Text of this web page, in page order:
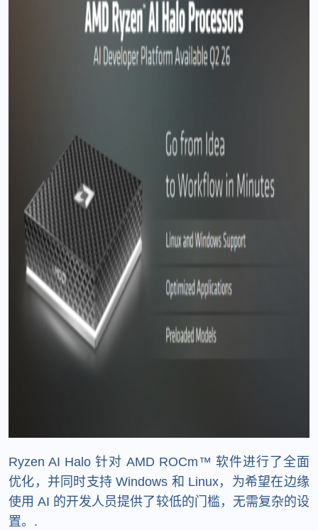
Ryzen AI Halo 针对 AMD ROCm™ 软件进行了全面
优化，并同时支持 Windows 和 Linux，为希望在边缘
使用 AI 的开发人员提供了较低的门槛，无需复杂的设
置。.